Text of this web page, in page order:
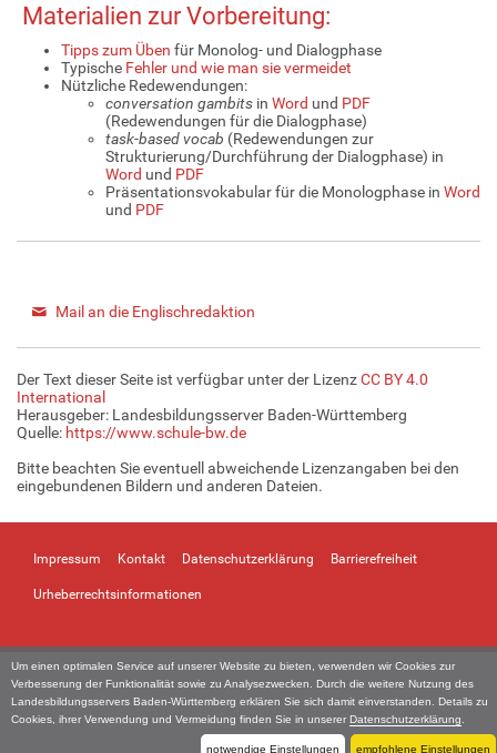
Um einen optimalen Service auf unserer Website zu bieten, verwenden wir Cookies zur
Verbesserung der Funktionalität sowie zu Analysezwecken. Durch die weitere Nutzung des
Landesbildungsservers Baden-Württemberg erklären Sie sich damit einverstanden. Details zu
Cookies, ihrer Verwendung und Vermeidung finden Sie in unserer Datenschutzerklärung
notwendige Einstellungen empfohlene Einstellungen
Materialien zur Vorbereitung:
Tipps zum Üben für Monolog- und Dialogphase
Typische Fehler und wie man sie vermeidet
Nützliche Redewendungen:
conversation gambits in Word und PDF
(Redewendungen für die Dialogphase)
task-based vocab (Redewendungen zur
Strukturierung/Durchführung der Dialogphase) in
Word und PDF
Präsentationsvokabular für die Monologphase in Word
und PDF
Mail an die Englischredaktion
Der Text dieser Seite ist verfügbar unter der LizenzCC BY 4.0
International
Herausgeber: Landesbildungsserver Baden-Württemberg
Quelle: https://www.schule-bw.de
Bitte beachten Sie eventuell abweichende Lizenzangaben bei den
eingebundenen Bildern und anderen Dateien.
Impressum Kontakt Datenschutzerklärung Barrierefreiheit
Urheberrechtsinformationen